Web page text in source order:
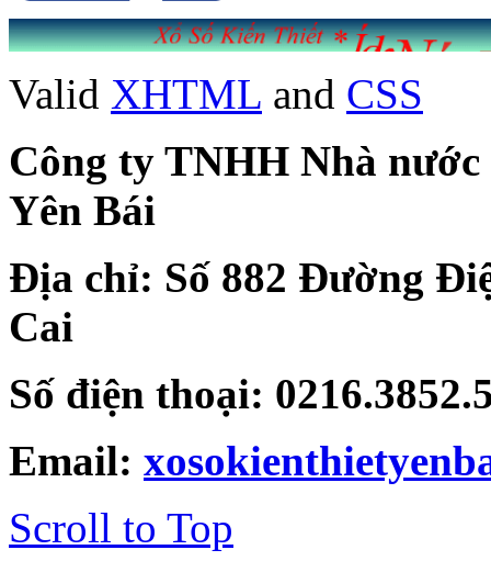
Valid XHTML and CSS
Công ty TNHH Nhà
Yên Bái
Địa chỉ: Số 882 Đường
Cai
Số điện thoại:
Email:
Scroll to Top